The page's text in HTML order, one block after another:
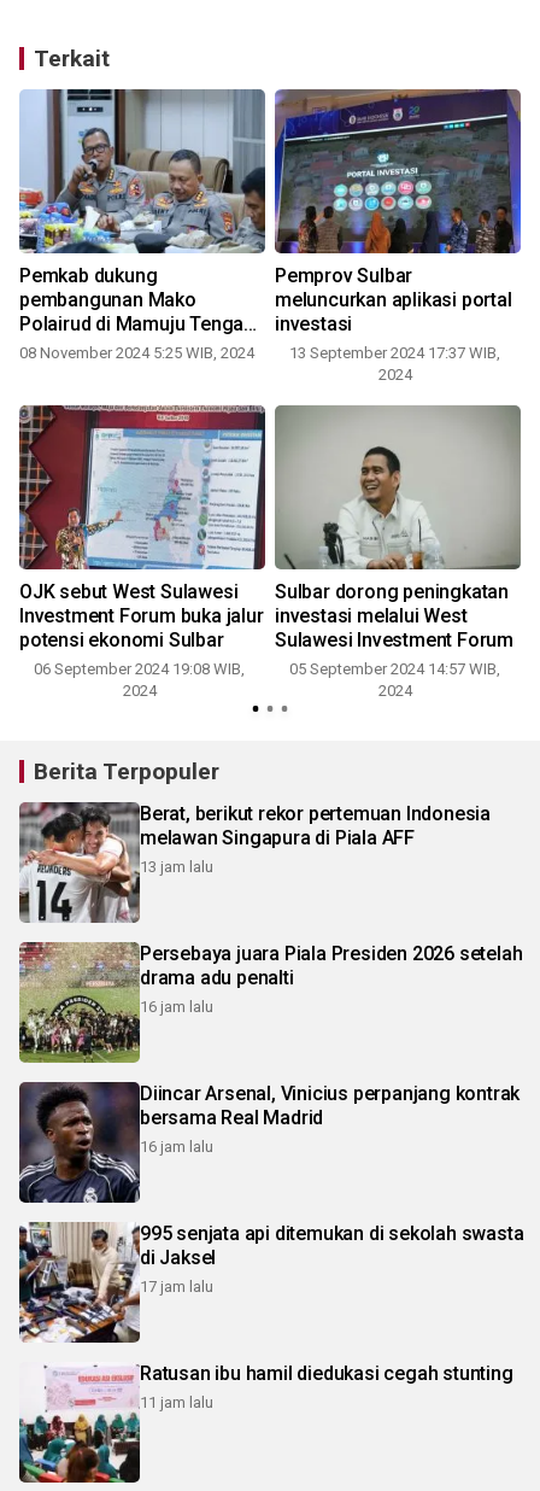
Terkait
Pemkab dukung
pembangunan Mako
Polairud di Mamuju Tengah
Sulbar
08 November 2024 5:25 WIB, 2024
Pemprov Sulbar
meluncurkan aplikasi portal
investasi
13 September 2024 17:37 WIB,
2024
OJK sebut West Sulawesi
Investment Forum buka jalur
potensi ekonomi Sulbar
06 September 2024 19:08 WIB,
2024
Sulbar dorong peningkatan
investasi melalui West
Sulawesi Investment Forum
05 September 2024 14:57 WIB,
2024
Berita Terpopuler
Berat, berikut rekor pertemuan Indonesia
melawan Singapura di Piala AFF
13 jam lalu
Persebaya juara Piala Presiden 2026 setelah
drama adu penalti
16 jam lalu
Diincar Arsenal, Vinicius perpanjang kontrak
bersama Real Madrid
16 jam lalu
995 senjata api ditemukan di sekolah swasta
di Jaksel
17 jam lalu
Ratusan ibu hamil diedukasi cegah stunting
11 jam lalu